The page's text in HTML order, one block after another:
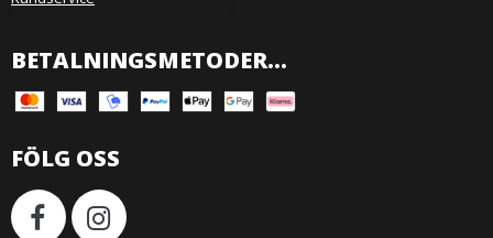
BETALNINGSMETODER...
FÖLG OSS